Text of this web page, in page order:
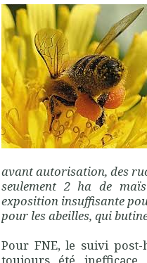
avant autorisation, des
seulement 2 ha de
exposition insuffisante
pour les abeilles, qui
Pour FNE, le suivi